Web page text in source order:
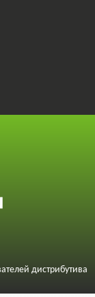
дистрибутива